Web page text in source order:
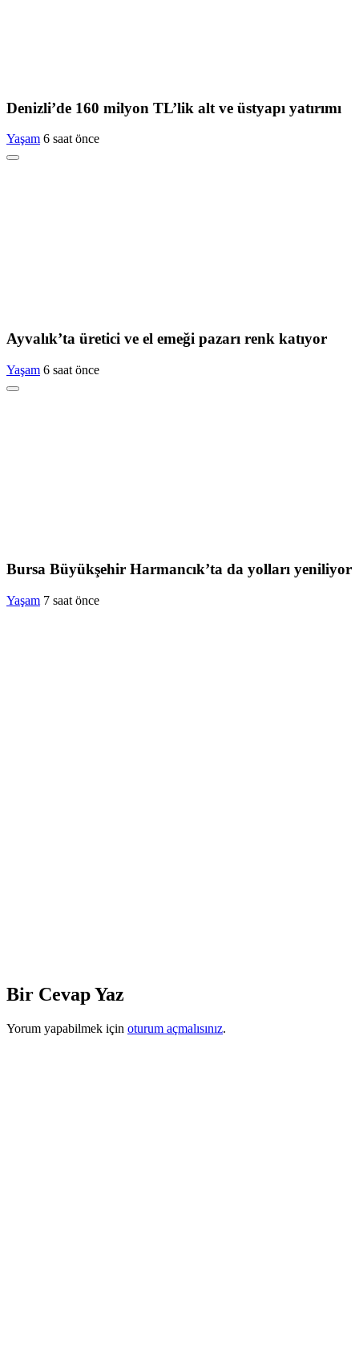
Denizli’de 160 milyon TL’lik alt ve üstyapı yatırımı
Yaşam 6 saat önce
Ayvalık’ta üretici ve el emeği pazarı renk katıyor
Yaşam 6 saat önce
Bursa Büyükşehir Harmancık’ta da yolları yeniliyor
Yaşam 7 saat önce
Bir Cevap Yaz
Yorum yapabilmek için oturum açmalısınız.